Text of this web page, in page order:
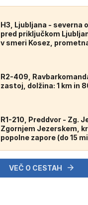
H3, Ljubljana - severna
pred priključkom
v smeri Kosez,
R2-409,
zastoj, dolžina: 1 km in
R1-210, Preddvor - Zg.
Zgornjem Jezerskem,
popolne zapore (do 15
VEČ O CESTAH